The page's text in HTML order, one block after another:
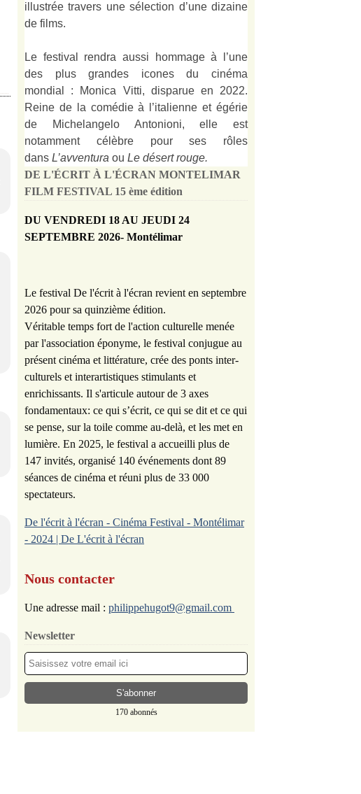
illustrée travers une sélection d’une dizaine
de films.
Le festival rendra aussi hommage à l’une
des plus grandes icones du cinéma
mondial : Monica Vitti, disparue en 2022.
Reine de la comédie à l’italienne et égérie
de Michelangelo Antonioni, elle est
notamment célèbre pour ses rôles
dans L’avventura ou Le désert rouge.
DE L'ÉCRIT À L'ÉCRAN MONTELIMAR
FILM FESTIVAL 15 ème édition
DU VENDREDI 18 AU JEUDI 24
SEPTEMBRE 2026- Montélimar
Le festival De l'écrit à l'écran revient en septembre
2026 pour sa quinzième édition.
Véritable temps fort de l'action culturelle menée
par l'association éponyme, le festival conjugue au
présent cinéma et littérature, crée des ponts inter-
culturels et interartistiques stimulants et
enrichissants. Il s'articule autour de 3 axes
fondamentaux: ce qui s’écrit, ce qui se dit et ce qui
se pense, sur la toile comme au-delà, et les met en
lumière. En 2025, le festival a accueilli plus de
147 invités, organisé 140 événements dont 89
séances de cinéma et réuni plus de 33 000
spectateurs.
De l'écrit à l'écran - Cinéma Festival - Montélimar
- 2024 | De L'écrit à l'écran
Nous contacter
Une adresse mail : philippehugot9@gmail.com
Newsletter
170 abonnés